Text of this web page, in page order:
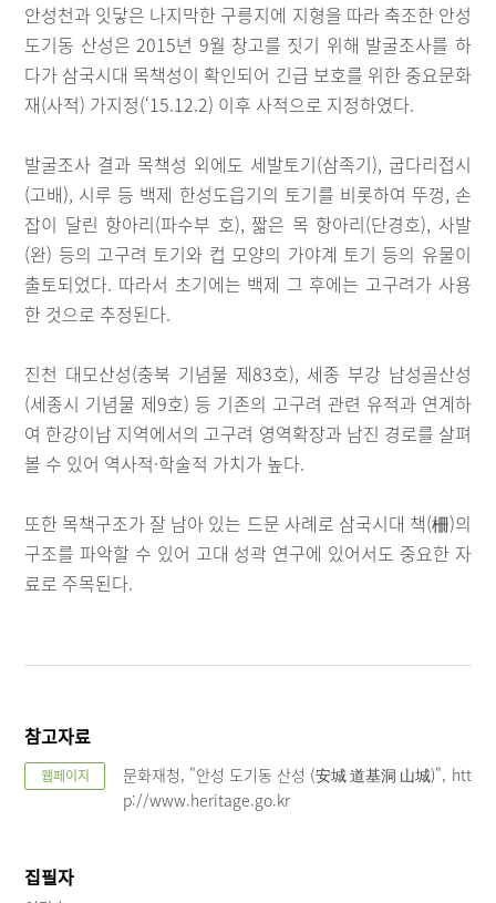
안성천과 잇닿은 나지막한 구릉지에 지형을 따라 축조한 안성
도기동 산성은 2015년 9월 창고를 짓기 위해 발굴조사를 하
다가 삼국시대 목책성이 확인되어 긴급 보호를 위한 중요문화
재(사적) 가지정(‘15.12.2) 이후 사적으로 지정하였다.
발굴조사 결과 목책성 외에도 세발토기(삼족기), 굽다리접시
(고배), 시루 등 백제 한성도읍기의 토기를 비롯하여 뚜껑, 손
잡이 달린 항아리(파수부 호), 짧은 목 항아리(단경호), 사발
(완) 등의 고구려 토기와 컵 모양의 가야계 토기 등의 유물이
출토되었다. 따라서 초기에는 백제 그 후에는 고구려가 사용
한 것으로 추정된다.
진천 대모산성(충북 기념물 제83호), 세종 부강 남성골산성
(세종시 기념물 제9호) 등 기존의 고구려 관련 유적과 연계하
여 한강이남 지역에서의 고구려 영역확장과 남진 경로를 살펴
볼 수 있어 역사적·학술적 가치가 높다.
또한 목책구조가 잘 남아 있는 드문 사례로 삼국시대 책(柵)의
구조를 파악할 수 있어 고대 성곽 연구에 있어서도 중요한 자
료로 주목된다.
참고자료
웹페이지
문화재청, "안성 도기동 산성 (安城 道基洞 山城)", htt
p://www.heritage.go.kr
집필자